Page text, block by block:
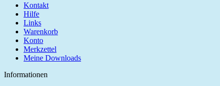
Kontakt
Hilfe
Links
Warenkorb
Konto
Merkzettel
Meine Downloads
Informationen